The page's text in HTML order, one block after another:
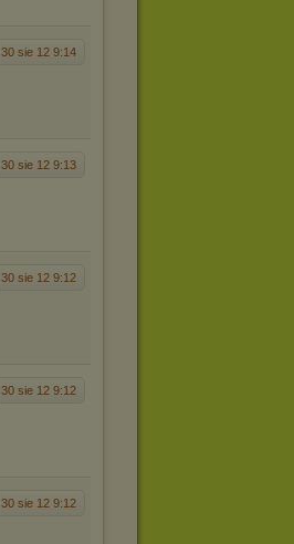
30 sie 12 9:14
30 sie 12 9:13
30 sie 12 9:12
30 sie 12 9:12
30 sie 12 9:12